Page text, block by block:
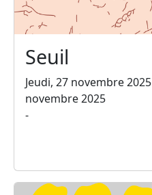
Seuil
Jeudi, 27 novembre
novembre 2025
-